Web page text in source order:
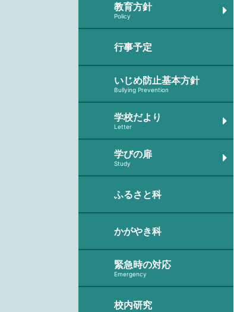
教育方針
Policy
行事予定
いじめ防止基本方針
Bullying Prevention
学校だより
Letter
学びの扉
Study
ふるさと科
かがやき科
緊急時の対応
Emergency
校内研究